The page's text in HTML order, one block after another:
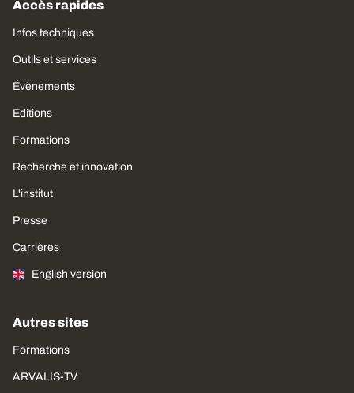
Accès rapides
Infos techniques
Outils et services
Évènements
Editions
Formations
Recherche et innovation
L'institut
Presse
Carrières
English version
Autres sites
Formations
ARVALIS-TV